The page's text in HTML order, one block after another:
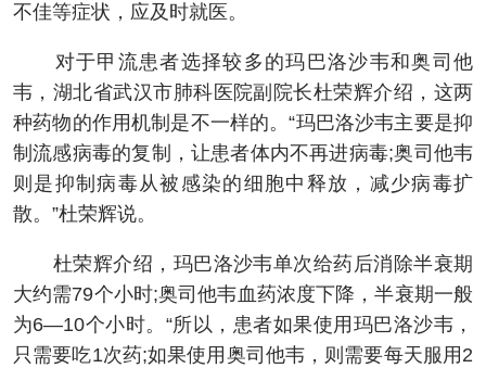
不佳等症状，应及时就医。
对于甲流患者选择较多的玛巴洛沙韦和奥司他
韦，湖北省武汉市肺科医院副院长杜荣辉介绍，这两
种药物的作用机制是不一样的。“玛巴洛沙韦主要是抑
制流感病毒的复制，让患者体内不再进病毒;奥司他韦
则是抑制病毒从被感染的细胞中释放，减少病毒扩
散。”杜荣辉说。
杜荣辉介绍，玛巴洛沙韦单次给药后消除半衰期
大约需79个小时;奥司他韦血药浓度下降，半衰期一般
为6—10个小时。“所以，患者如果使用玛巴洛沙韦，
只需要吃1次药;如果使用奥司他韦，则需要每天服用2